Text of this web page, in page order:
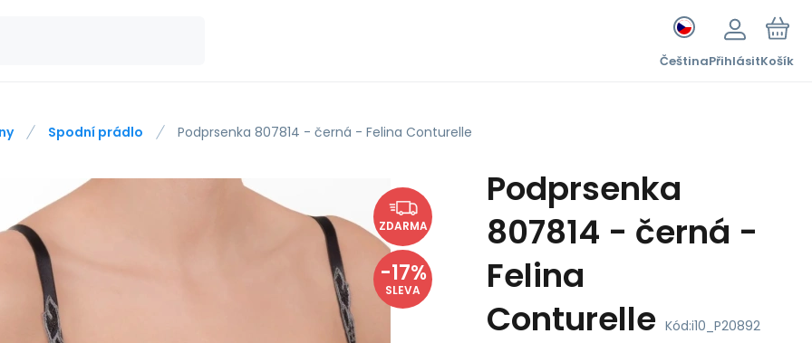
ČeštinaPřihlásitKošík
Spodní prádlo Podprsenka 807814 - černá - Felina Conturelle
ZDARMA
-17%
SLEVA
Podprsenka
807814 - černá -
Felina
Conturelle Kód:i10_P20892